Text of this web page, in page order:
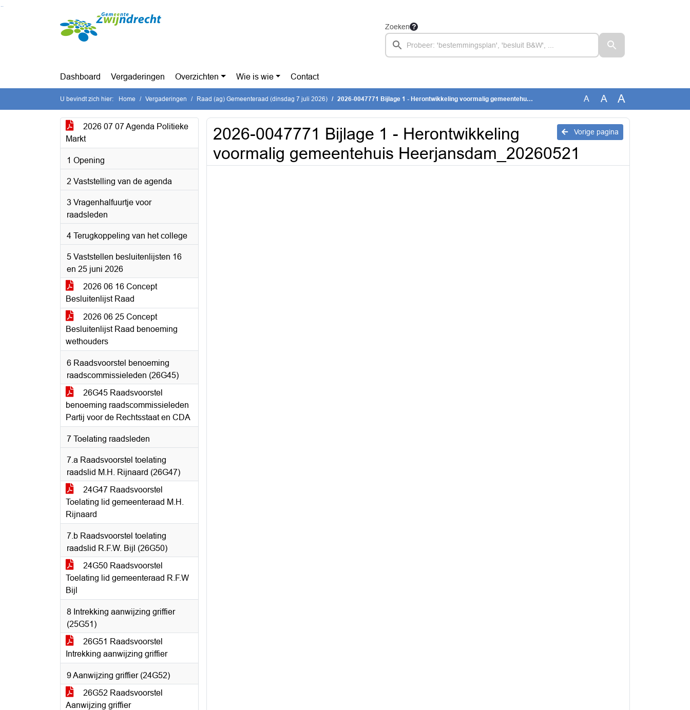
Ga naar de inhoud van deze pagina
Zoeken
Dashboard Vergaderingen Overzichten Wie is wie Contact
U bevindt zich hier: Home Vergaderingen Raad (ag) Gemeenteraad (dinsdag 7 juli 2026) 2026-0047771 Bijlage 1 - Herontwikkeling voormalig gemeentehuis Heerjansdam_20260521 A A A
2026 07 07 Agenda Politieke
Markt
1 Opening
2 Vaststelling van de agenda
3 Vragenhalfuurtje voor
raadsleden
4 Terugkoppeling van het college
5 Vaststellen besluitenlijsten 16
en 25 juni 2026
2026 06 16 Concept
Besluitenlijst Raad
2026 06 25 Concept
Besluitenlijst Raad benoeming
wethouders
6 Raadsvoorstel benoeming
raadscommissieleden (26G45)
26G45 Raadsvoorstel
benoeming raadscommissieleden
Partij voor de Rechtsstaat en CDA
7 Toelating raadsleden
7.a Raadsvoorstel toelating
raadslid M.H. Rijnaard (26G47)
24G47 Raadsvoorstel
Toelating lid gemeenteraad M.H.
Rijnaard
7.b Raadsvoorstel toelating
raadslid R.F.W. Bijl (26G50)
24G50 Raadsvoorstel
Toelating lid gemeenteraad R.F.W
Bijl
8 Intrekking aanwijzing griffier
(25G51)
26G51 Raadsvoorstel
Intrekking aanwijzing griffier
9 Aanwijzing griffier (24G52)
26G52 Raadsvoorstel
Aanwijzing griffier
Vorige pagina
2026-0047771 Bijlage 1 - Herontwikkeling
voormalig gemeentehuis Heerjansdam_20260521